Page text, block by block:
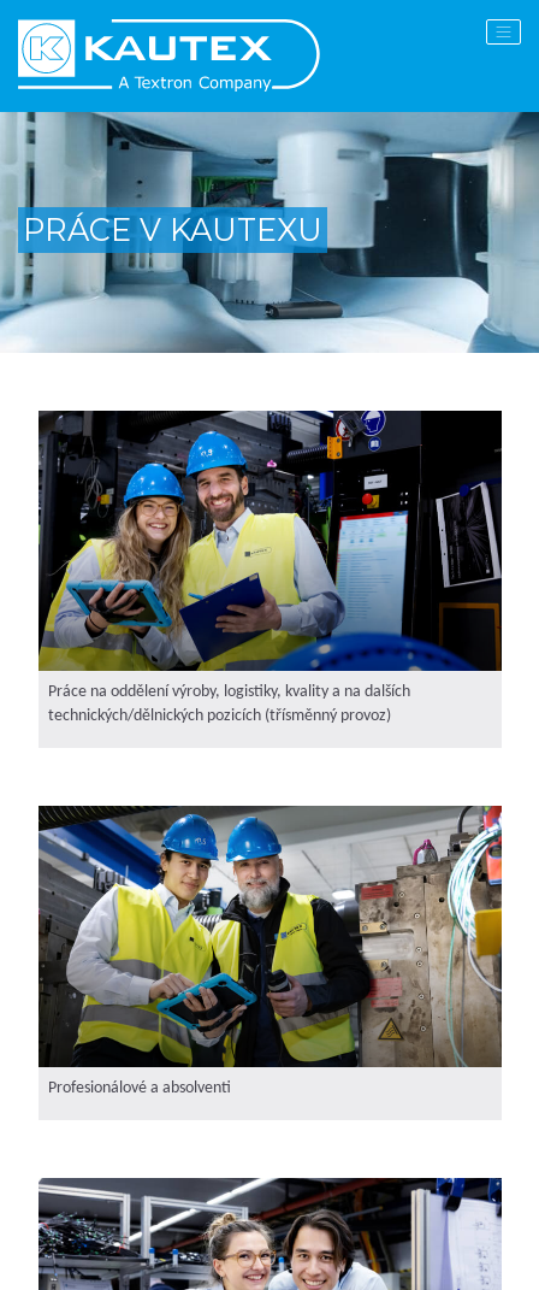
PRÁCE V KAUTEXU
Práce na oddělení výroby, logistiky, kvality a na dalších
technických/dělnických pozicích (třísměnný provoz)
Profesionálové a absolventi